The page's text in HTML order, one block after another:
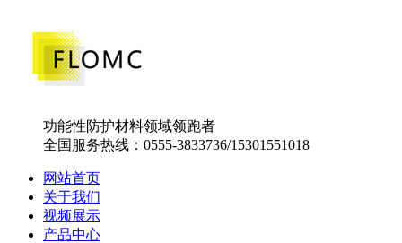
功能性防护材料领域领跑者
全国服务热线：0555-3833736/15301551018
网站首页
关于我们
视频展示
产品中心